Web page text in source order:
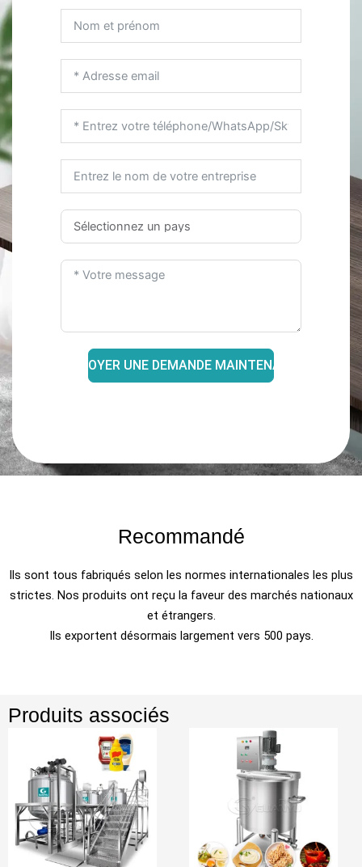
ENVOYER UNE DEMANDE MAINTENANT
Recommandé
Ils sont tous fabriqués selon les normes internationales les plus
strictes. Nos produits ont reçu la faveur des marchés nationaux
et étrangers.
Ils exportent désormais largement vers 500 pays.
Produits associés